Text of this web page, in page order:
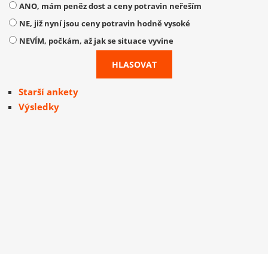
ANO, mám peněz dost a ceny potravin neřeším
NE, již nyní jsou ceny potravin hodně vysoké
NEVÍM, počkám, až jak se situace vyvine
Starší ankety
Výsledky